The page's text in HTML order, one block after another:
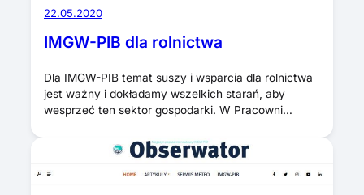
22.05.2020
IMGW-PIB dla rolnictwa
Dla IMGW-PIB temat suszy i wsparcia dla rolnictwa
jest ważny i dokładamy wszelkich starań, aby
wesprzeć ten sektor gospodarki. W Pracowni…